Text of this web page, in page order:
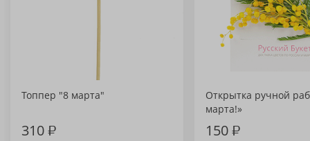
Топпер "8 марта"
310₽
Открытка ручной
марта!»
150₽